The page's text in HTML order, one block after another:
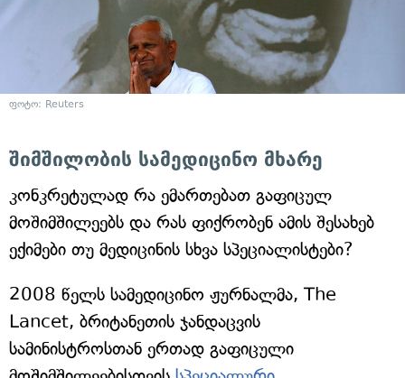
ფოტო: Reuters
შიმშილობის სამედიცინო მხარე
კონკრეტულად რა ემართებათ გაფიცულ
მოშიმშილეებს და რას ფიქრობენ ამის შესახებ
ექიმები თუ მედიცინის სხვა სპეციალისტები?
2008 წელს სამედიცინო ჟურნალმა, The
Lancet, ბრიტანეთის ჯანდაცვის
სამინისტროსთან ერთად გაფიცული